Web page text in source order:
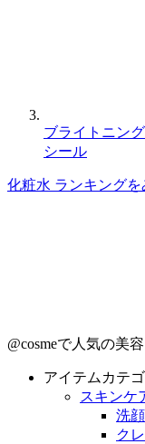
ブライトニン
シール
化粧水 ランキングを
@cosmeで人気の美
アイテムカテゴ
スキンケ
洗
ク